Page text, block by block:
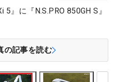
』に『N.S.PRO 850GH S』
の記事を読む